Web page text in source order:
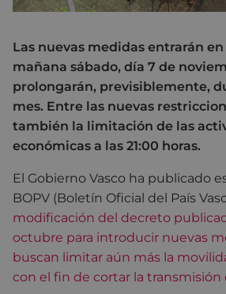
Las nuevas medidas entrarán
mañana sábado, día 7 de
prolongarán, previsiblemente,
mes. Entre las nuevas
también la limitación de las
económicas a las 21:00 horas.
El Gobierno Vasco ha publicado
BOPV (Boletín Oficial del País
modificación del decreto
octubre para introducir nuevas
buscan limitar aún más la
con el fin de cortar la transmisión